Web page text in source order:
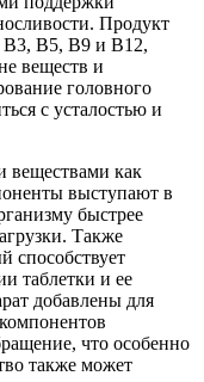
Продукт
В3, В5, В9 и В12,
веществ и
головного
с усталостью и
веществами как
выступают в
быстрее
Также
способствует
таблетки и ее
добавлены для
что особенно
также может